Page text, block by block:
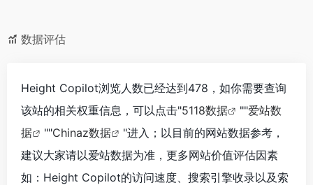
数据评估
Height Copilot浏览人数已经达到478，如你需要查询
该站的相关权重信息，可以点击"5118数据 ""爱站数
据
""Chinaz数据
"进入；以目前的网站数据参考，
建议大家请以爱站数据为准，更多网站价值评估因素
如：Height Copilot的访问速度、搜索引擎收录以及索